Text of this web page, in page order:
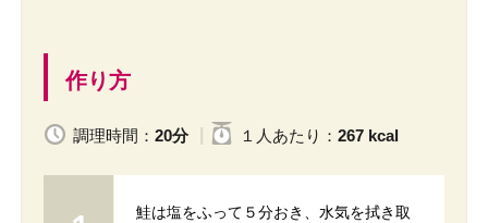
作り方
調理時間： 20分 １人 あたり ： 267 kcal
鮭は塩をふって５分おき、水気を拭き取